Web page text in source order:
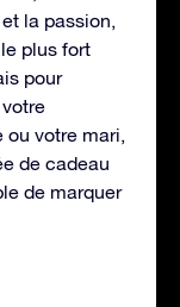
la passion,
plus fort
pour
ou votre mari,
de cadeau
de marquer